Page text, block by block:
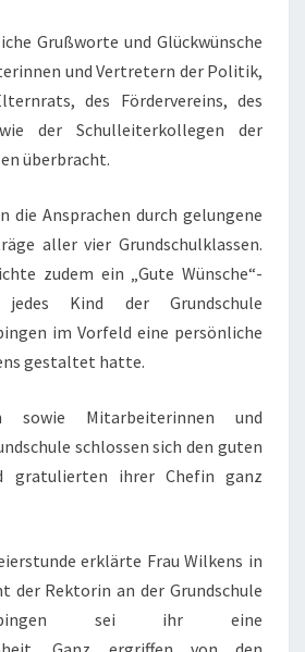
Grußworte und Glückwünsche
und Vertretern der Politik,
des Fördervereins, des
der Schulleiterkollegen der
überbracht.
die Ansprachen durch gelungene
aller vier Grundschulklassen.
zudem ein „Gute Wünsche“-
Kind der Grundschule
im Vorfeld eine persönliche
gestaltet hatte.
sowie Mitarbeiterinnen und
schlossen sich den guten
gratulierten ihrer Chefin ganz
erklärte Frau Wilkens in
der Rektorin an der Grundschule
Wippingen sei ihr eine